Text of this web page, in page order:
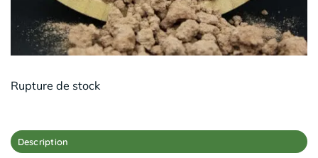
Rupture de stock
Description